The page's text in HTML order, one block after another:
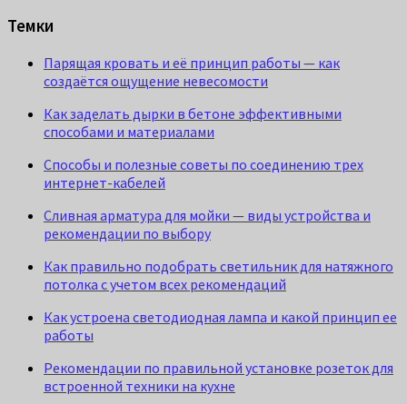
Темки
Парящая кровать и её принцип работы — как
создаётся ощущение невесомости
Как заделать дырки в бетоне эффективными
способами и материалами
Способы и полезные советы по соединению трех
интернет-кабелей
Сливная арматура для мойки — виды устройства и
рекомендации по выбору
Как правильно подобрать светильник для натяжного
потолка с учетом всех рекомендаций
Как устроена светодиодная лампа и какой принцип ее
работы
Рекомендации по правильной установке розеток для
встроенной техники на кухне